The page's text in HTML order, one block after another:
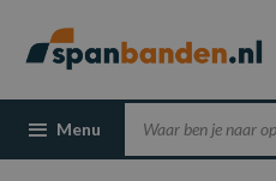
Menu